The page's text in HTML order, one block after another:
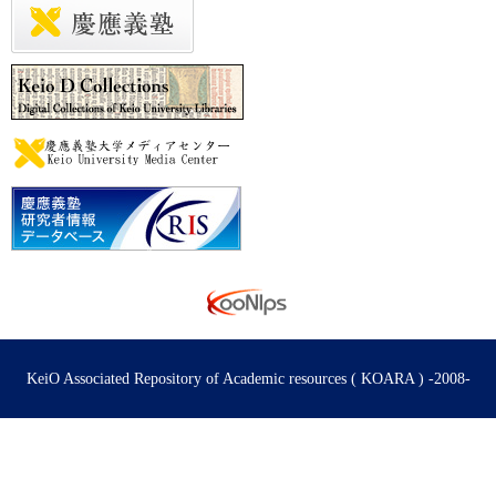
KeiO Associated Repository of Academic resources ( KOARA ) -2008-